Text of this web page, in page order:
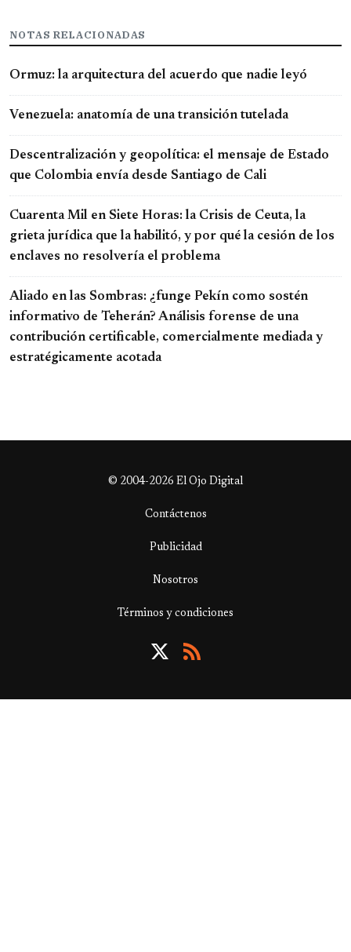
NOTAS RELACIONADAS
Ormuz: la arquitectura del acuerdo que nadie leyó
Venezuela: anatomía de una transición tutelada
Descentralización y geopolítica: el mensaje de Estado
que Colombia envía desde Santiago de Cali
Cuarenta Mil en Siete Horas: la Crisis de Ceuta, la
grieta jurídica que la habilitó, y por qué la cesión de los
enclaves no resolvería el problema
Aliado en las Sombras: ¿funge Pekín como sostén
informativo de Teherán? Análisis forense de una
contribución certificable, comercialmente mediada y
estratégicamente acotada
© 2004-2026 El Ojo Digital
Contáctenos
Publicidad
Nosotros
Términos y condiciones